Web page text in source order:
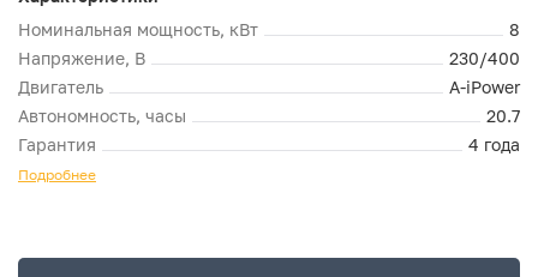
Номинальная мощность, кВт
8
Напряжение, В
230/400
Двигатель
A-iPower
Автономность, часы
20.7
Гарантия
4 года
Подробнее